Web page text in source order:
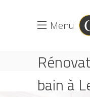
Menu
bain à